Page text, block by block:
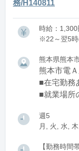
務/H140811
時給：1,300
※22～翌5時
熊本県熊本
熊本市電
■在宅勤務
■就業場所
週5
月, 火, 水,
【勤務時